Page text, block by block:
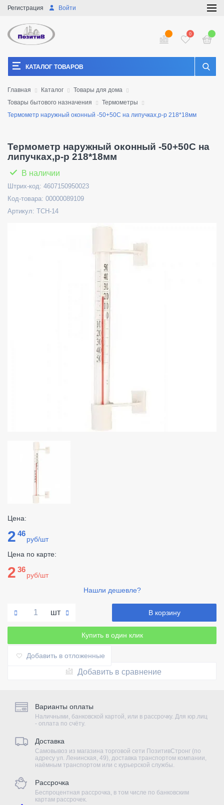
Войти
Регистрация
0
КАТАЛОГ ТОВАРОВ
Главная Каталог
Товары для дома
Товары бытового назначения
Термометры
Термометр наружный оконный -50+50C на липучках,р-р 218*18мм
Термометр наружный оконный -50+50C на
липучках,р-р 218*18мм
В наличии
Штрих-код: 4607150950023
Код-товара: 00000089109
Артикул: ТСН-14
Цена:
2 46
руб/шт
Цена по карте:
2 36
руб/шт
Нашли дешевле?
шт В корзину
Купить в один клик
Добавить в отложенные
Добавить в сравнение
Варианты оплаты
Наличными, банковской картой, или в рассрочку. Для юр.лиц
- оплата по счёту.
Доставка
Самовывоз из магазина торговой сети ПозитивСтронг (по
адресу ул. Ленинская, 49), доставка транспортом компании,
наёмным транспортом или с курьерской службы.
Рассрочка
Беспроцентная рассрочка, в том числе по банковским
картам рассрочек.